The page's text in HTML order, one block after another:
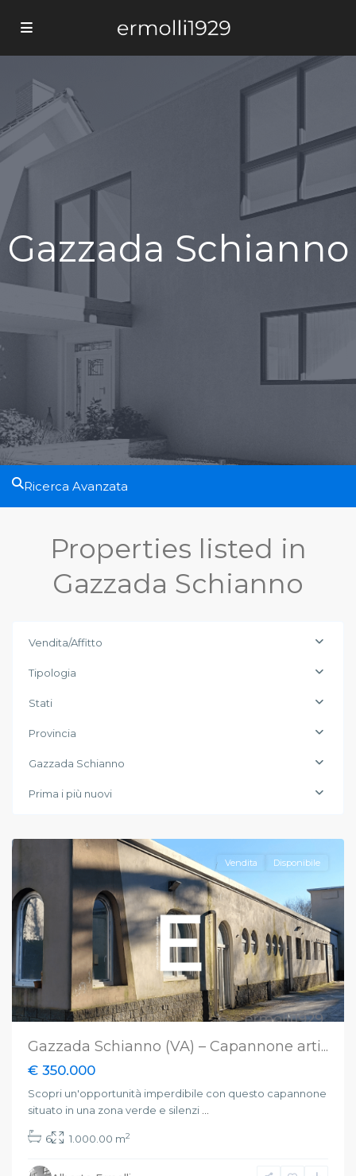
Gazzada Schianno
Ricerca Avanzata
Properties listed in
Gazzada Schianno
Vendita/Affitto
Tipologia
Stati
Provincia
Gazzada Schianno
Prima i più nuovi
Vendita Disponibile
Gazzada Schianno (VA) – Capannone arti...
€ 350.000
Scopri un'opportunità imperdibile con questo capannone
situato in una zona verde e silenzi
6 1.000.00 m2